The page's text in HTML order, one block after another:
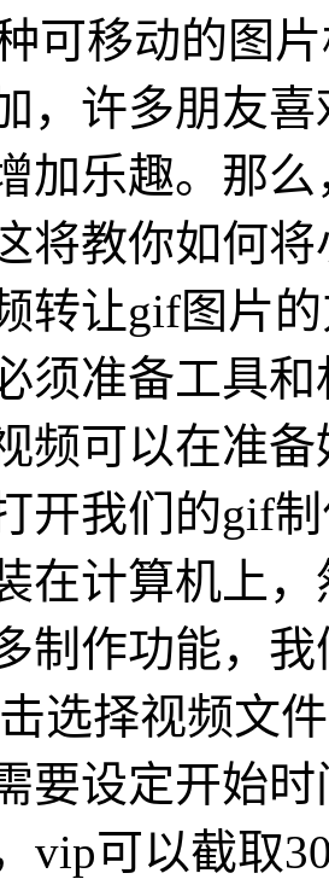
可移动的图
，许多朋友
加乐趣。那
将教你如何
转让gif图片
须准备工具
频可以在准
开我们的gif
在计算机上
制作功能，
选择视频文
要设定开始
vip可以截取